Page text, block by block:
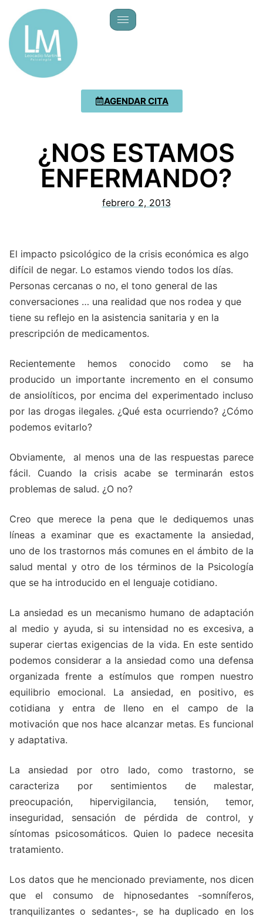
AGENDAR CITA
¿NOS ESTAMOS
ENFERMANDO?
febrero 2, 2013
El impacto psicológico de la crisis económica es algo
difícil de negar. Lo estamos viendo todos los días.
Personas cercanas o no, el tono general de las
conversaciones … una realidad que nos rodea y que
tiene su reflejo en la asistencia sanitaria y en la
prescripción de medicamentos.
Recientemente hemos conocido como se ha
producido un importante incremento en el consumo
de ansiolíticos, por encima del experimentado incluso
por las drogas ilegales. ¿Qué esta ocurriendo? ¿Cómo
podemos evitarlo?
Obviamente, al menos una de las respuestas parece
fácil. Cuando la crisis acabe se terminarán estos
problemas de salud. ¿O no?
Creo que merece la pena que le dediquemos unas
líneas a examinar que es exactamente la ansiedad,
uno de los trastornos más comunes en el ámbito de la
salud mental y otro de los términos de la Psicología
que se ha introducido en el lenguaje cotidiano.
La ansiedad es un mecanismo humano de adaptación
al medio y ayuda, si su intensidad no es excesiva, a
superar ciertas exigencias de la vida. En este sentido
podemos considerar a la ansiedad como una defensa
organizada frente a estímulos que rompen nuestro
equilibrio emocional. La ansiedad, en positivo, es
cotidiana y entra de lleno en el campo de la
motivación que nos hace alcanzar metas. Es funcional
y adaptativa.
La ansiedad por otro lado, como trastorno, se
caracteriza por sentimientos de malestar,
preocupación, hipervigilancia, tensión, temor,
inseguridad, sensación de pérdida de control, y
síntomas psicosomáticos. Quien lo padece necesita
tratamiento.
Los datos que he mencionado previamente, nos dicen
que el consumo de hipnosedantes -somníferos,
tranquilizantes o sedantes-, se ha duplicado en los